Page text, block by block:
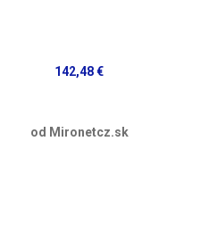
142,48 €
od Mironetcz.sk